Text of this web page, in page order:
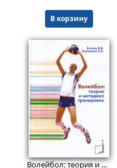
В корзину
Волейбол: теория и методика тренировки